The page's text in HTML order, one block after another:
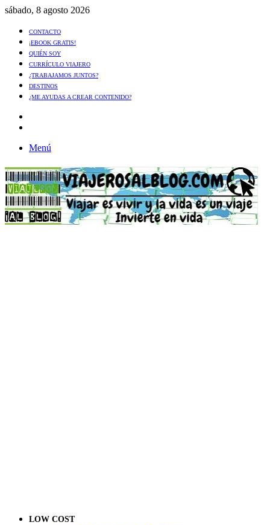
sábado, 8 agosto 2026
CONTACTO
¡EBOOK GRATIS!
QUIÉN SOY
CURRÍCULO VIAJERO
¿TRABAJAMOS JUNTOS?
DESTINOS
¿ME AYUDAS A CREAR CONTENIDO?
Menú
LOW COST